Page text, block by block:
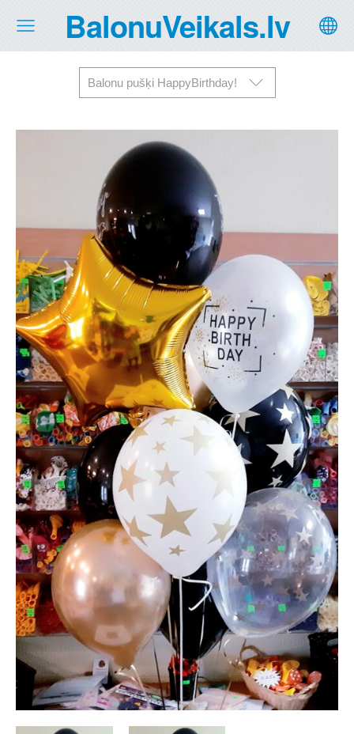
BalonuVeikals.lv
Balonu pušķi HappyBirthday!